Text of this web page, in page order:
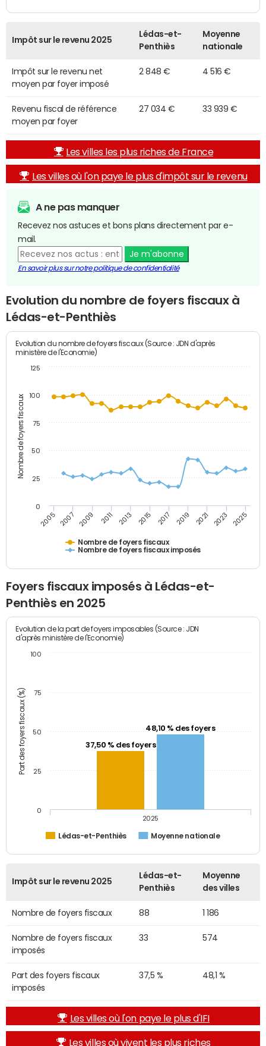
Impôt sur le revenu 2025
Lédas-et-
Penthiès
Moyenne
nationale
Impôt sur le revenu net
moyen par foyer imposé
2 848 € 4 516 €
Revenu fiscal de référence
moyen par foyer
27 034 € 33 939 €
Les villes les plus riches de France
Les villes où l'on paye le plus d'impôt sur le revenu
A ne pas manquer
Recevez nos astuces et bons plans directement par e-
mail.
Je m'abonne
En savoir plus sur notre politique de confidentialité
Evolution du nombre de foyers fiscaux à
Lédas-et-Penthiès
Nombre de foyers fiscaux
Evolution du nombre de foyers fiscaux (Source : JDN d'après
ministère de l'Economie)
Nombre de foyers fiscaux
Nombre de foyers fiscaux imposés
2005 2007 2009 2011 2013 2015 2017 2019 2021 2023 2025
0
25
50
75
100
125
Foyers fiscaux imposés à Lédas-et-
Penthiès en 2025
Part des foyers fiscaux (%)
Evolution de la part de foyers imposables (Source : JDN
d'après ministère de l'Economie)
37,50 % des foyers
48,10 % des foyers
Lédas-et-Penthiès Moyenne nationale
2025
0
25
50
75
100
Impôt sur le revenu 2025
Lédas-et-
Penthiès
Moyenne
des villes
Nombre de foyers fiscaux 88 1 186
Nombre de foyers fiscaux
imposés
33 574
Part des foyers fiscaux
imposés
37,5 % 48,1 %
Les villes où l'on paye le plus d'IFI
Les villes où vivent les plus riches